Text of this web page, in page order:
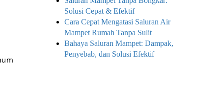
Solusi Cepat & Efektif
Cara Cepat Mengatasi Saluran Air
Mampet Rumah Tanpa Sulit
Bahaya Saluran Mampet: Dampak,
Penyebab, dan Solusi Efektif